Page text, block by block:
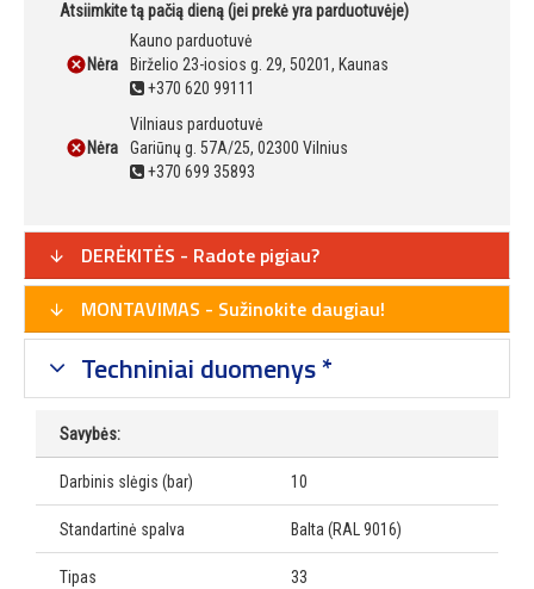
Atsiimkite tą pačią dieną (jei prekė yra parduotuvėje)
Nėra
Kauno parduotuvė
Birželio 23-iosios g. 29, 50201, Kaunas
+370 620 99111
Nėra
Vilniaus parduotuvė
Gariūnų g. 57A/25, 02300 Vilnius
+370 699 35893
DERĖKITĖS - Radote pigiau?
MONTAVIMAS - Sužinokite daugiau!
Techniniai duomenys *
Savybės:
Darbinis slėgis (bar) 10
Standartinė spalva Balta (RAL 9016)
Tipas 33